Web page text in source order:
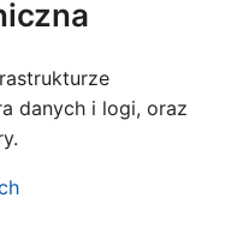
danych i logi, oraz